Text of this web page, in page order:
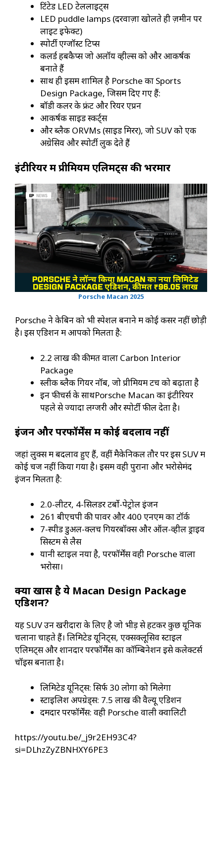
टिंटेड LED टेललाइट्स
LED puddle lamps (दरवाज़ा खोलते ही ज़मीन पर
लाइट इफेक्ट)
स्पोर्टी एग्जॉस्ट टिप्स
कलर्ड हबकैप्स जो अलॉय व्हील्स को और आकर्षक
बनाते हैं
साथ ही इसमें शामिल है Porsche का Sports
Design Package, जिसमें दिए गए हैं:
बॉडी कलर के फ्रंट और रियर एप्रन
आकर्षक साइड स्कर्ट्स
और ब्लैक ORVMs (साइड मिरर), जो SUV को एक
अग्रेसिव और स्पोर्टी लुक देते हैं
इंटीरियर में प्रीमियम एलिमेंट्स की भरमार
Porsche Macan 2025
Porsche ने केबिन को भी स्पेशल बनाने में कोई कसर नहीं छोड़ी
है। इस एडिशन में आपको मिलता है:
₹2.2 लाख की कीमत वाला Carbon Interior
Package
स्लीक ब्लैक गियर नॉब, जो प्रीमियम टच को बढ़ाता है
इन फीचर्स के साथPorsche Macan का इंटीरियर
पहले से ज्यादा लग्जरी और स्पोर्टी फील देता है।
इंजन और परफॉर्मेंस में कोई बदलाव नहीं
जहां लुक्स में बदलाव हुए हैं, वहीं मैकेनिकल तौर पर इस SUV में
कोई चेंज नहीं किया गया है। इसमें वही पुराना और भरोसेमंद
इंजन मिलता है:
2.0-लीटर, 4-सिलेंडर टर्बो-पेट्रोल इंजन
261 बीएचपी की पावर और 400 एनएम का टॉर्क
7-स्पीड डुअल-क्लच गियरबॉक्स और ऑल-व्हील ड्राइव
सिस्टम से लैस
यानी स्टाइल नया है, परफॉर्मेंस वही Porsche वाला
भरोसा।
क्यों खास है ये Macan Design Package
एडिशन?
यह SUV उन खरीदारों के लिए है जो भीड़ से हटकर कुछ यूनिक
चलाना चाहते हैं। लिमिटेड यूनिट्स, एक्सक्लूसिव स्टाइल
एलिमेंट्स और शानदार परफॉर्मेंस का कॉम्बिनेशन इसे कलेक्टर्स
चॉइस बनाता है।
लिमिटेड यूनिट्स: सिर्फ 30 लोगों को मिलेगा
स्टाइलिश अपग्रेड्स: ₹7.5 लाख की वैल्यू एडिशन
दमदार परफॉर्मेंस: वही Porsche वाली क्वालिटी
https://youtu.be/_j9r2EH93C4?
si=DLhzZyZBNHXY6PE3